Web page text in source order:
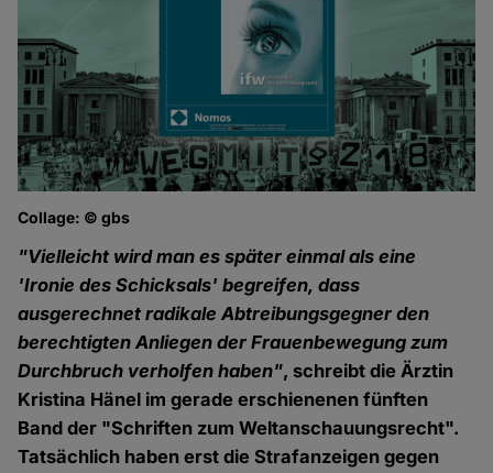
Collage: © gbs
"Vielleicht wird man es später einmal als eine
'Ironie des Schicksals' begreifen, dass
ausgerechnet radikale Abtreibungsgegner den
berechtigten Anliegen der Frauenbewegung zum
Durchbruch verholfen haben", schreibt die Ärztin
Kristina Hänel im gerade erschienenen fünften
Band der "Schriften zum Weltanschauungsrecht".
Tatsächlich haben erst die Strafanzeigen gegen